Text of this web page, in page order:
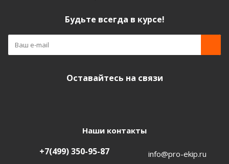
Будьте всегда в курсе!
Оставайтесь на связи
Наши контакты
+7(499) 350-95-87 info@pro-ekip.ru